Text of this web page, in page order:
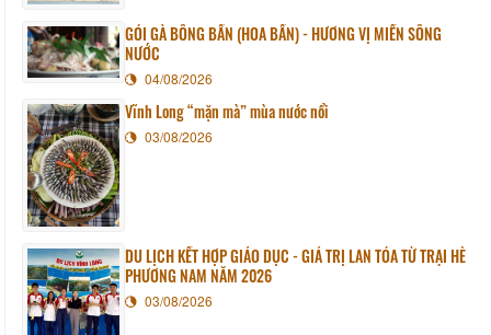
GỎI GÀ BÔNG BẦN (HOA BẦN) - HƯƠNG VỊ MIỀN SÔNG
NƯỚC
04/08/2026
Vĩnh Long “mặn mà” mùa nước nổi
03/08/2026
DU LỊCH KẾT HỢP GIÁO DỤC - GIÁ TRỊ LAN TỎA TỪ TRẠI HÈ
PHƯƠNG NAM NĂM 2026
03/08/2026